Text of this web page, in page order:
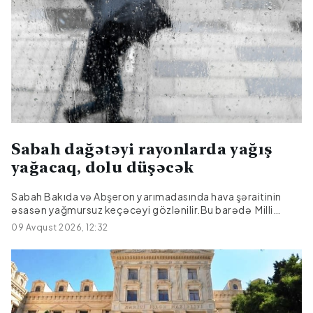
Sabah dağətəyi rayonlarda yağış
yağacaq, dolu düşəcək
Sabah Bakıda və Abşeron yarımadasında hava şəraitinin
əsasən yağmursuz keçəcəyi gözlənilir.Bu barədə Milli
Hidrometeorologiya Xidmətindən bildirilib.Mülayim şimal-
qərb küləyi arabir güclənəcək.Havanın temperaturu gecə
23-27° isti, gündüz 29-33° isti olacaq. Atmosfer təzyiqi
756 mm civə sütunu təşkil edəcək. Nisbi rütubət gecə 70-
75 %, gündüz 40-45 % olacaq.Azərbaycanın əsasən dağlıq
və dağətəyi rayonlarında fasilələrlə yağış yağacağı
gözlənilir. Ayrı-ayrı yerlərdə qısamüddətli leysan xarakterli
09 Avqust 2026, 12:32